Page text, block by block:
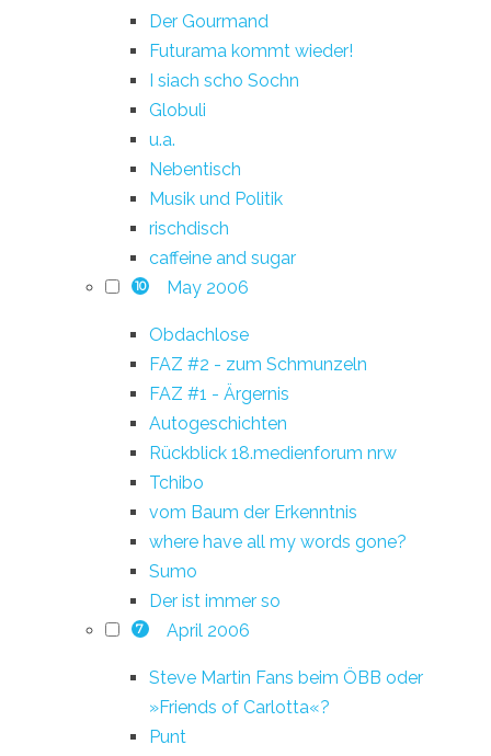
Der Gourmand
Futurama kommt wieder!
I siach scho Sochn
Globuli
u.a.
Nebentisch
Musik und Politik
rischdisch
caffeine and sugar
10 May 2006
Obdachlose
FAZ #2 - zum Schmunzeln
FAZ #1 - Ärgernis
Autogeschichten
Rückblick 18.medienforum nrw
Tchibo
vom Baum der Erkenntnis
where have all my words gone?
Sumo
Der ist immer so
7 April 2006
Steve Martin Fans beim ÖBB oder
»Friends of Carlotta«?
Punt